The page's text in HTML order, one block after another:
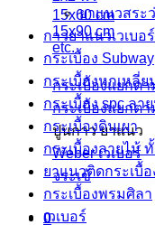
15x60 cm
15x90 cm
etc.
กระเบื้องแยกต
กระเบื้องแยกต
ปูนกาว ยาแนว
Weber เวเบอร์
จระเข้
0
ยาแนวสระ
กาวยาแนวเวเบอร์
กระเบื้อง Subway
กระเบื้องหกเหลี่ย
กระเบื้อง spc ลา
กระเบื้องดินเผา
กระเบื้องลายไม้
ยาแนวติดกระเบื้อ
กระเบื้องพรมศิลา
เวเบอร์